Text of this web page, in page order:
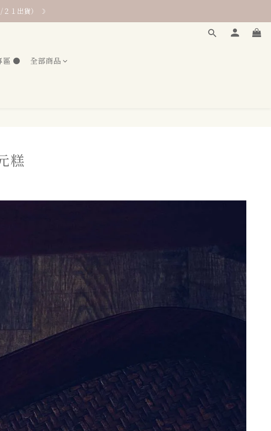
」專屬提袋 (二擇一)
問
區 ●
全部商品
糕